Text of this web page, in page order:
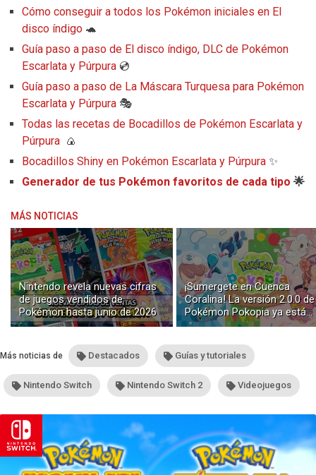
Cómo conseguir a todos los Pokémon iniciales en El
disco índigo 🐢
Guía paso a paso de El disco índigo, DLC de Pokémon
Escarlata y Púrpura 💿
Guía paso a paso de La Máscara Turquesa para Pokémon
Escarlata y Púrpura 🎭
Todas las recetas de Bocadillos de Pokémon Escarlata y
Púrpura 🍙
Bocadillos Shiny en Pokémon Escarlata y Púrpura ✨
Generador de tus Pokémon favoritos de cada tipo 🌟
MÁS NOTICIAS
Nintendo revela nuevas cifras
de juegos vendidos de
Pokémon hasta junio de 2026
¡Sumergete en Cuenca
Coralina! La versión 2.0.0 de
Pokémon Pokopia ya está
disponible con buceo y
Más noticias de Destacados Guías y tutoriales
Nintendo Switch Nintendo Switch 2 Videojuegos